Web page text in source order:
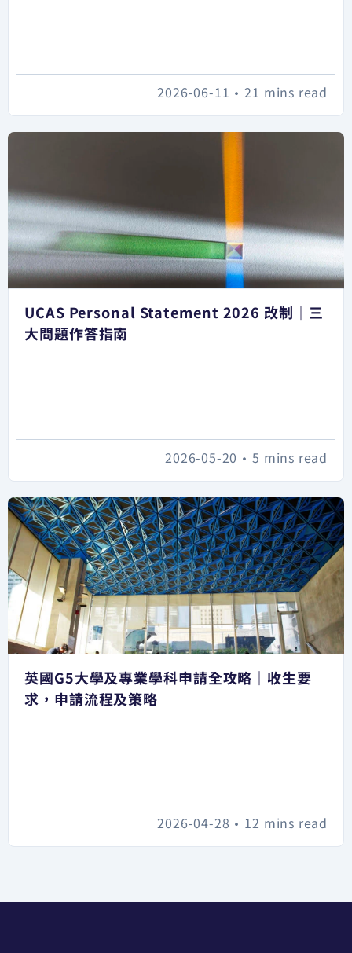
21 mins read
•
2026-06-11
UCAS Personal Statement 2026 改制｜三
大問題作答指南
5 mins read
•
2026-05-20
英國G5大學及專業學科申請全攻略｜收生要
求，申請流程及策略
12 mins read
•
2026-04-28